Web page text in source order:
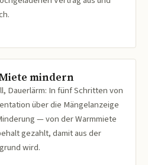
mindern
Dauerlärm: In fünf Schritten von
über die Mängelanzeige
— von der Warmmiete
gezahlt, damit aus der
wird.